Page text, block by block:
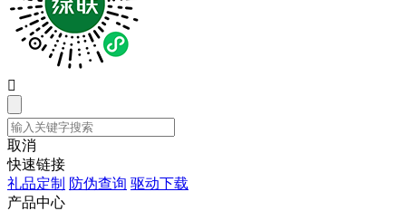

取消
快速链接
礼品定制 防伪查询 驱动下载
产品中心